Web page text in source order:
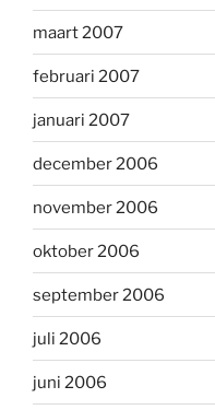
maart 2007
februari 2007
januari 2007
december 2006
november 2006
oktober 2006
september 2006
juli 2006
juni 2006